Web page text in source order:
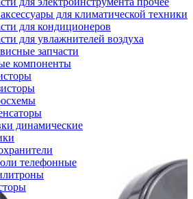
для климатической техники
для кондиционеров
для увлажнителей воздуха
запчасти
компоненты
динамические
телефонные